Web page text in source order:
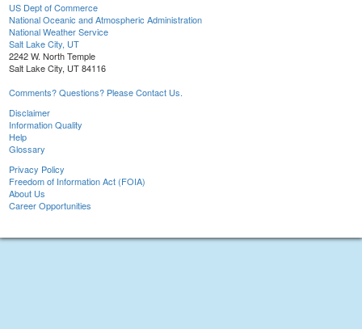
US Dept of Commerce
National Oceanic and Atmospheric Administration
National Weather Service
Salt Lake City, UT
2242 W. North Temple
Salt Lake City, UT 84116
Comments? Questions? Please Contact Us.
Disclaimer
Information Quality
Help
Glossary
Privacy Policy
Freedom of Information Act (FOIA)
About Us
Career Opportunities